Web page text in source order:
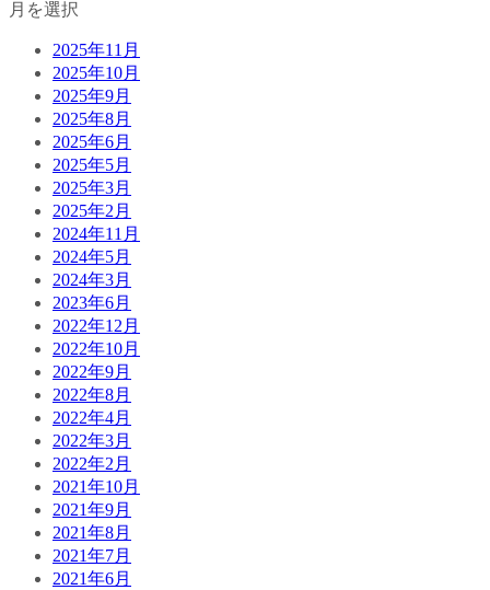
月を選択
2025年11月
2025年10月
2025年9月
2025年8月
2025年6月
2025年5月
2025年3月
2025年2月
2024年11月
2024年5月
2024年3月
2023年6月
2022年12月
2022年10月
2022年9月
2022年8月
2022年4月
2022年3月
2022年2月
2021年10月
2021年9月
2021年8月
2021年7月
2021年6月